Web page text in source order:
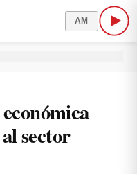
AM
sector